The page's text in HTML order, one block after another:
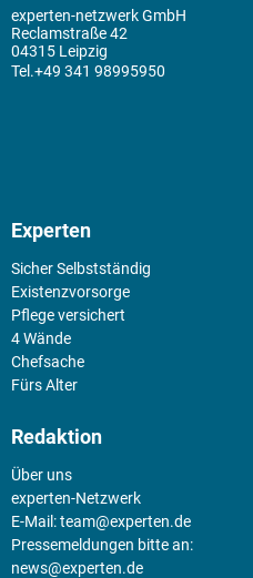
experten-netzwerk GmbH
Reclamstraße 42
04315 Leipzig
+49 341 98995950
Experten
Sicher Selbstständig
Existenz­vorsorge
Pflege versichert
4 Wände
Chefsache
Fürs Alter
Redaktion
Über uns
experten-Netzwerk
E-Mail:team@experten.de
Pressemeldungen bitte an:
news@experten.de